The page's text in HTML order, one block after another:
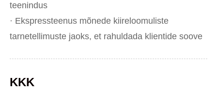
teenindus
· Ekspressteenus mõnede kiireloomuliste
tarnetellimuste jaoks, et rahuldada klientide soove
KKK